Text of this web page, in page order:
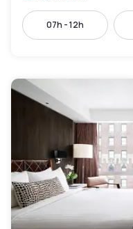
07h - 12h